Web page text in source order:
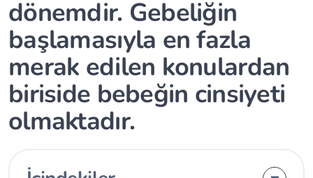
dönemdir. Gebeliğin
başlamasıyla en fazla
merak edilen konulardan
biriside bebeğin cinsiyeti
olmaktadır.